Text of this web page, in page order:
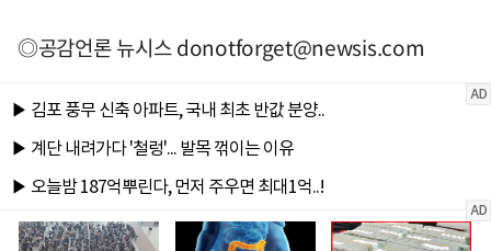
◎공감언론 뉴시스donotforget@newsis.com